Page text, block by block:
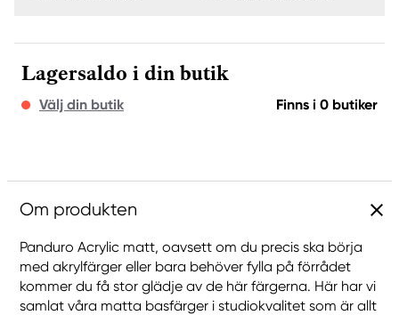
Lagersaldo i din butik
Välj din butik Finns i 0 butiker
Om produkten
Panduro Acrylic matt, oavsett om du precis ska börja
med akrylfärger eller bara behöver fylla på förrådet
kommer du få stor glädje av de här färgerna. Här har vi
samlat våra matta basfärger i studiokvalitet som är allt